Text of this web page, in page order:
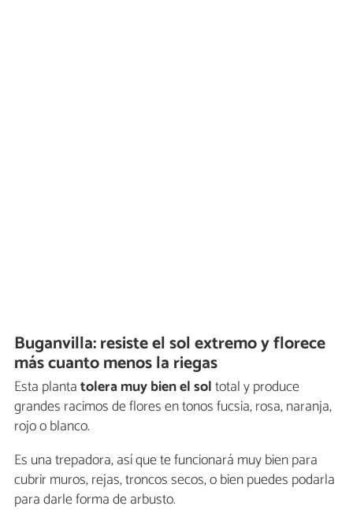
Buganvilla: resiste el sol extremo y florece
más cuanto menos la riegas
Esta plantatolera muy bien el soltotal y produce
grandes racimos de flores en tonos fucsia, rosa, naranja,
rojo o blanco.
Es una trepadora, así que te funcionará muy bien para
cubrir muros, rejas, troncos secos, o bien puedes podarla
para darle forma de arbusto.